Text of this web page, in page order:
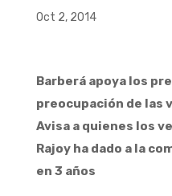
Oct 2, 2014
Barberá apoya los
preocupación de las
Avisa a quienes los
Rajoy ha dado a la
en 3 años